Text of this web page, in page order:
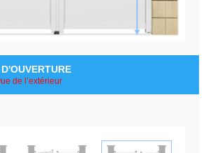
D'OUVERTURE